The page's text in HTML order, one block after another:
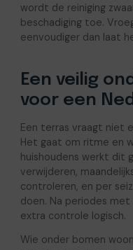
wordt de reiniging
beschadiging toe.
eenvoudiger dan laat
Een veilig
voor een
Een terras vraagt niet
Het gaat om ritme en
huishoudens werkt dit
verwijderen,
controleren, en per
doen. Na periodes
extra controle logisch.
Wie onder bomen